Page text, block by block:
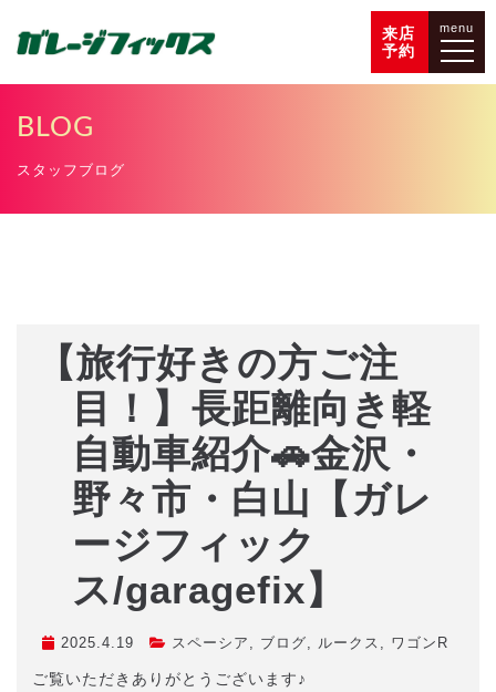
来店
予約
menu
BLOG
スタッフブログ
【旅行好きの方ご注
目！】長距離向き軽
自動車紹介🚗金沢・
野々市・白山【ガレ
ージフィック
ス/garagefix】
2025.4.19 スペーシア , ブログ, ルークス , ワゴンR
ご覧いただきありがとうございます♪